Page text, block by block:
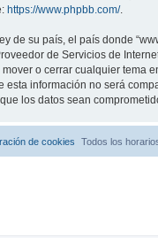
https://www.phpbb.com/.
de su país, el país donde
de Servicios de
o cerrar cualquier tema
información no será
los datos sean
Todos los
de cookies